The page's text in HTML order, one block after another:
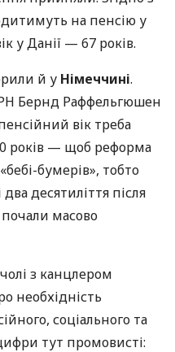
на пенсію у
у Данії — 67 років.
й у Німеччині.
Бернд Раффельгюшен
вік треба
років — щоб реформа
бумерів», тобто
десятиліття після
почали масово
з канцлером
необхідність
соціального та
тут промовисті: